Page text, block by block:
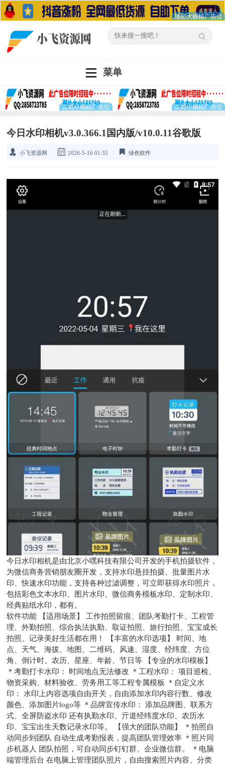
菜单
今日水印相机v3.0.366.1国内版/v10.0.11谷歌版
小飞资源网 2026-5-16 01:35 绿色软件
今日水印相机是由北京小嘿科技有限公司开发的手机拍摄软件，
为微信商务营销朋友圈开发，支持水印悬挂拍摄、批量图片水
印、快速水印功能，支持各种过滤调整，可立即获得水印照片，
包括彩色文本水印、图片水印、微信商务模板水印、定制水印、
经典贴纸水印，都有。
软件功能 【适用场景】 工作拍照留痕、团队考勤打卡、工程管
理、外勤拍照、综合执法执勤、取证拍照、旅行拍照、宝宝成长
拍照、记录美好生活都在用！ 【丰富的水印选项】 时间、地
点、天气、海拔、地图、二维码、风速、湿度、经纬度、方位
角、倒计时、农历、星座、年龄、节日等 【专业的水印模板】
＊考勤打卡水印： 时间地点无法修改 ＊工程水印： 项目巡检、
物资采购、材料验收、劳务用工等工程专属模板 ＊自定义水
印： 水印上内容选项自由开关，自由添加水印内容行数、修改
颜色、添加图片logo等 ＊品牌宣传水印： 添加品牌图、联系方
式、全屏防盗水印 还有执勤水印、亓道经纬度水印、农历水
印、宝宝出生天数记录水印等。 【强大的团队功能】 ＊拍照自
动同步到团队 自动生成考勤报表，提高团队管理效率 ＊照片同
步机器人 团队拍照，可自动同步钉钉群、企业微信群。 ＊电脑
端管理后台 在电脑上管理团队照片，自由搜索照片内容、分类